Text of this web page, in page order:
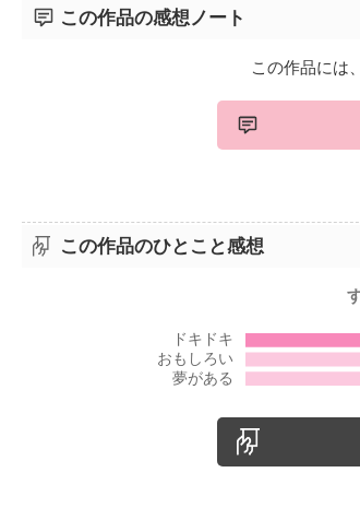
この作品の感想ノート
この作品には
この作品のひとこと感想